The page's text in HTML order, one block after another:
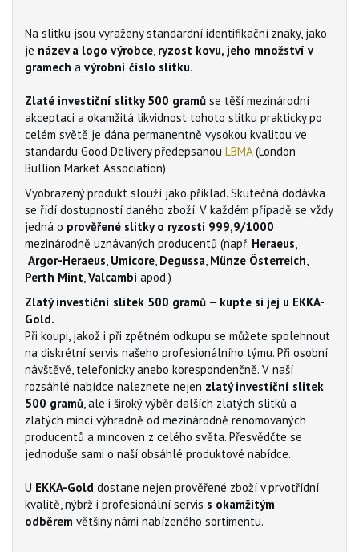
Na slitku jsou vyraženy standardní identifikační znaky, jako
je název a logo výrobce ryzost kovu, jeho množství v
gramech a výrobní číslo slitku.
Zlaté investiční slitky 500 gramů se těší mezinárodní
akceptaci a okamžitá likvidnost tohoto slitku prakticky po
celém světě je dána permanentně vysokou kvalitou ve
standardu Good Delivery předepsanou LBMA(London
Bullion Market Association).
Vyobrazený produkt slouží jako příklad. Skutečná dodávka
se řídí dostupností daného zboží. V každém případě se vždy
jedná o prověřené slitky o ryzosti 999,9/1000
mezinárodně uznávaných producentů (např. Heraeus
Argor-Heraeus Umicore Degussa Münze Österreich
Perth Mint Valcambi apod.)
Zlatý investiční slitek 500 gramů – kupte si jej u EKKA-
Gold.
Při koupi, jakož i při zpětném odkupu se můžete spolehnout
na diskrétní servis našeho profesionálního týmu. Při osobní
návštěvě, telefonicky anebo korespondenčně. V naší
rozsáhlé nabídce naleznete nejen zlatý investiční slitek
500 gramů , ale i široký výběr dalších zlatých slitků a
zlatých mincí výhradně od mezinárodně renomovaných
producentů a mincoven z celého světa. Přesvědčte se
jednoduše sami o naší obsáhlé produktové nabídce.
U EKKA-Gold dostane nejen prověřené zboží v prvotřídní
kvalitě, nýbrž i profesionální servis s okamžitým
odběrem většiny námi nabízeného sortimentu.